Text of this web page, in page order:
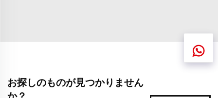
お探しのものが見つかりません